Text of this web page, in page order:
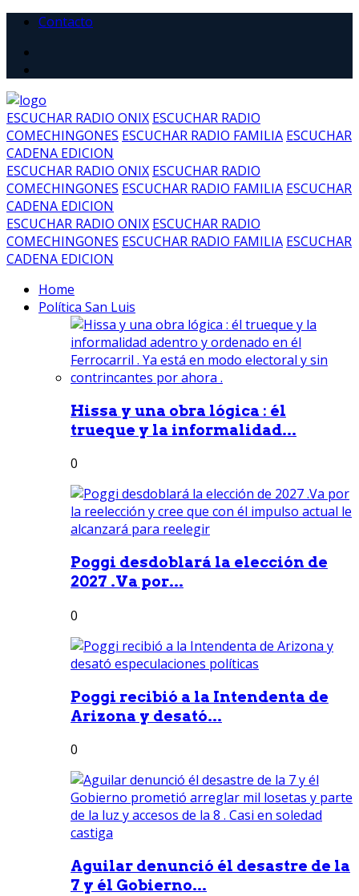
Contacto
ESCUCHAR RADIO ONIX ESCUCHAR RADIO
COMECHINGONES ESCUCHAR RADIO FAMILIA ESCUCHAR
CADENA EDICION
ESCUCHAR RADIO ONIX ESCUCHAR RADIO
COMECHINGONES ESCUCHAR RADIO FAMILIA ESCUCHAR
CADENA EDICION
ESCUCHAR RADIO ONIX ESCUCHAR RADIO
COMECHINGONES ESCUCHAR RADIO FAMILIA ESCUCHAR
CADENA EDICION
Home
Política San Luis
Hissa y una obra lógica : él
trueque y la informalidad...
0
Poggi desdoblará la elección de
2027 .Va por...
0
Poggi recibió a la Intendenta de
Arizona y desató...
0
Aguilar denunció él desastre de la
7 y él Gobierno...